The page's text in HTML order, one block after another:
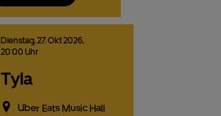
Dienstag,27.Okt2026,
20:00 Uhr
Tyla
Uber Eats Music Hall